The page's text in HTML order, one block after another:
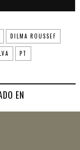
DILMA ROUSSEF
PT
EN